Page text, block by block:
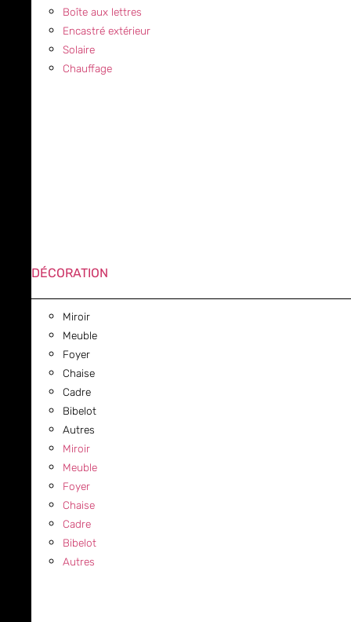
Boîte aux lettres
Encastré extérieur
Solaire
Chauffage
DÉCORATION
Miroir
Meuble
Foyer
Chaise
Cadre
Bibelot
Autres
Miroir
Meuble
Foyer
Chaise
Cadre
Bibelot
Autres